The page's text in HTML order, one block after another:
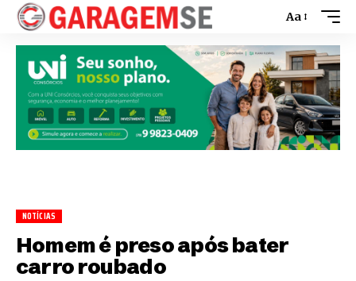
Aa
NOTÍCIAS
Homem é preso após bater
carro roubado